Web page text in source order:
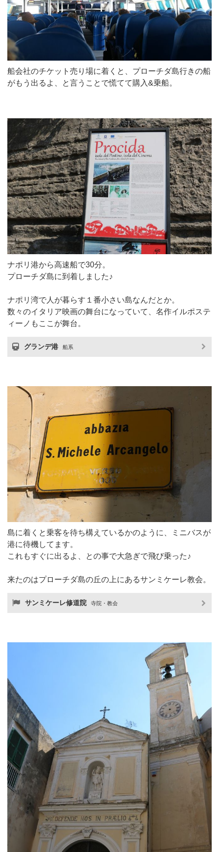
船会社のチケット売り場に着くと、プローチダ島行きの船
がもう出るよ、と言うことで慌てて購入&乗船。
ナポリ港から高速船で30分。
プローチダ島に到着しました♪
ナポリ湾で人が暮らす１番小さい島なんだとか。
数々のイタリア映画の舞台になっていて、名作イルポステ
ィーノもここが舞台。
グランデ港 船系
島に着くと乗客を待ち構えているかのように、ミニバスが
港に待機してます。
これもすぐに出るよ、との事で大急ぎで飛び乗った♪
来たのはプローチダ島の丘の上にあるサンミケーレ教会。
サンミケーレ修道院 寺院・教会